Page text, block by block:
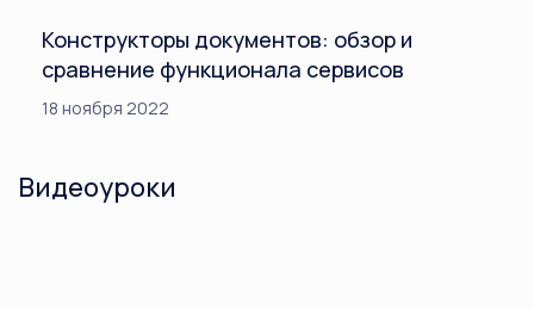
Конструкторы документов: обзор и
сравнение функционала сервисов
18 ноября 2022
Видеоуроки